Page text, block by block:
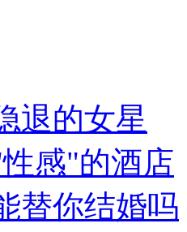
退的女星
感"的酒店
替你结婚吗